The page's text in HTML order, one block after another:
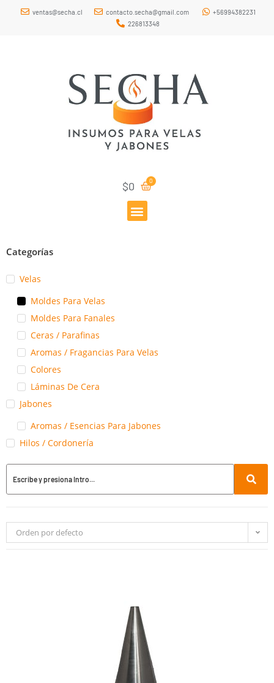
ventas@secha.cl contacto.secha@gmail.com
+56994382231
226813348
$0
Categorías
Velas
Moldes Para Velas
Moldes Para Fanales
Ceras / Parafinas
Aromas / Fragancias Para Velas
Colores
Láminas De Cera
Jabones
Aromas / Esencias Para Jabones
Hilos / Cordonería
Orden por defecto